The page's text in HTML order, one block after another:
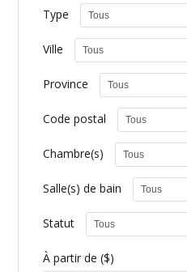
Type Tous
Ville Tous
Province Tous
Code postal Tous
Chambre(s) Tous
Salle(s) de bain Tous
Statut Tous
À partir de ($)